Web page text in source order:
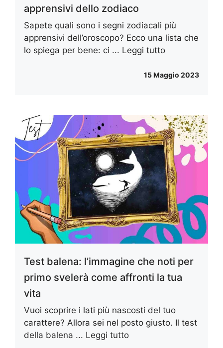
apprensivi dello zodiaco
Sapete quali sono i segni zodiacali più
apprensivi dell’oroscopo? Ecco una lista che
lo spiega per bene: ci ... Leggi tutto
15 Maggio 2023
Test balena: l’immagine che noti per
primo svelerà come affronti la tua
vita
Vuoi scoprire i lati più nascosti del tuo
carattere? Allora sei nel posto giusto. Il test
della balena ... Leggi tutto